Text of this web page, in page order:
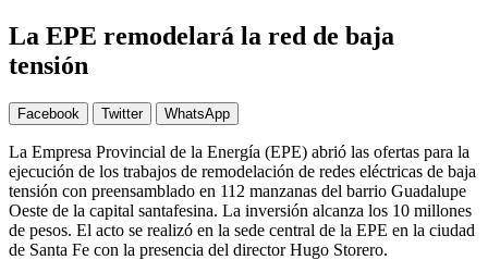
La EPE remodelará la red de baja
tensión
Facebook Twitter WhatsApp
La Empresa Provincial de la Energía (EPE) abrió las ofertas para la
ejecución de los trabajos de remodelación de redes eléctricas de baja
tensión con preensamblado en 112 manzanas del barrio Guadalupe
Oeste de la capital santafesina. La inversión alcanza los 10 millones
de pesos. El acto se realizó en la sede central de la EPE en la ciudad
de Santa Fe con la presencia del director Hugo Storero.